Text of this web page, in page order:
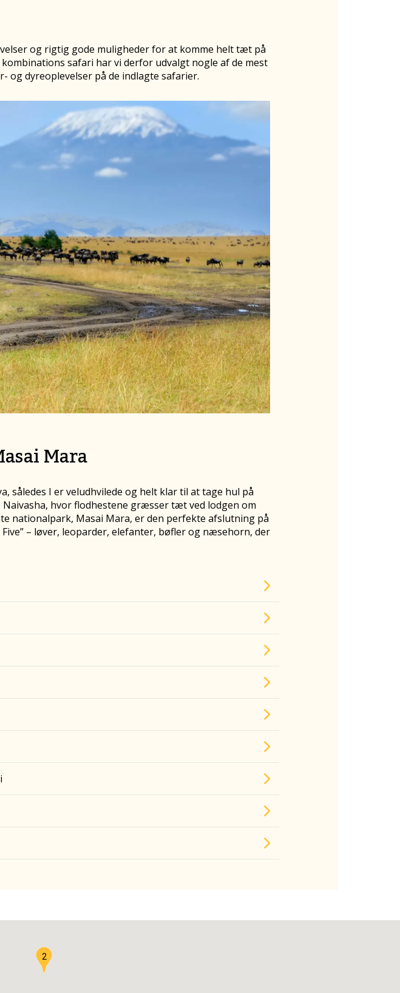
og rigtig gode muligheder for at komme helt tæt på
safari har vi derfor udvalgt nogle af de mest
og dyreoplevelser på de indlagte safarier.
Mara
således I er veludhvilede og helt klar til at tage hul på
hvor flodhestene græsser tæt ved lodgen om
nationalpark, Masai Mara, er den perfekte afslutning på
– løver, leoparder, elefanter, bøfler og næsehorn, der
2